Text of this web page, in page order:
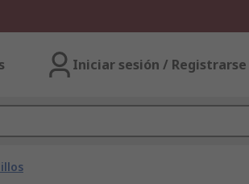
Iniciar sesión / Registrarse